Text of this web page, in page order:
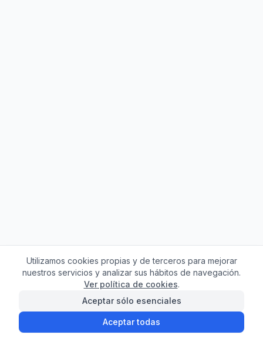
Utilizamos cookies propias y de terceros para mejorar
nuestros servicios y analizar sus hábitos de navegación.
Ver política de cookies.
Aceptar sólo esenciales
Aceptar todas